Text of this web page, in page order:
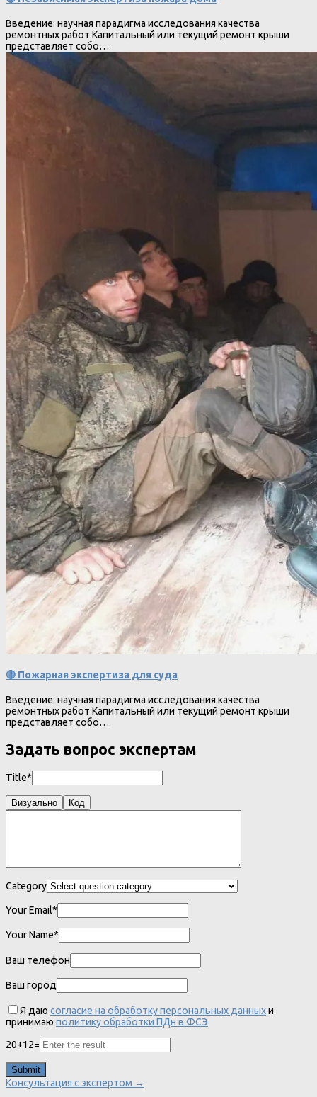
Введение: научная парадигма исследования качества
ремонтных работ Капитальный или текущий ремонт крыши
представляет собо…
🔴 Пожарная экспертиза для суда
Введение: научная парадигма исследования качества
ремонтных работ Капитальный или текущий ремонт крыши
представляет собо…
Задать вопрос экспертам
Title*
Визуально Код
Category
Your Email*
Your Name*
Ваш телефон
Ваш город
Я даю согласие на обработку персональных данныхи
принимаю политику обработки ПДн в ФСЭ
20+12=
Консультация с экспертом →